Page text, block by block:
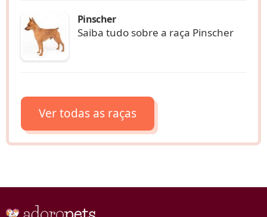
Pinscher
Saiba tudo sobre a raça Pinscher
Ver todas as raças